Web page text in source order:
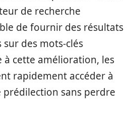
de recherche
de fournir des résultats
des mots-clés
à cette amélioration, les
rapidement accéder à
prédilection sans perdre